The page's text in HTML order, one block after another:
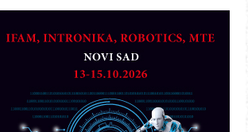
Marcom-plast d.o.o.- vaš pouzdan
CTO - Prilagodite svoju toplinsku
PLC AKYTEC
AUKOM: Svetski standard metrologije